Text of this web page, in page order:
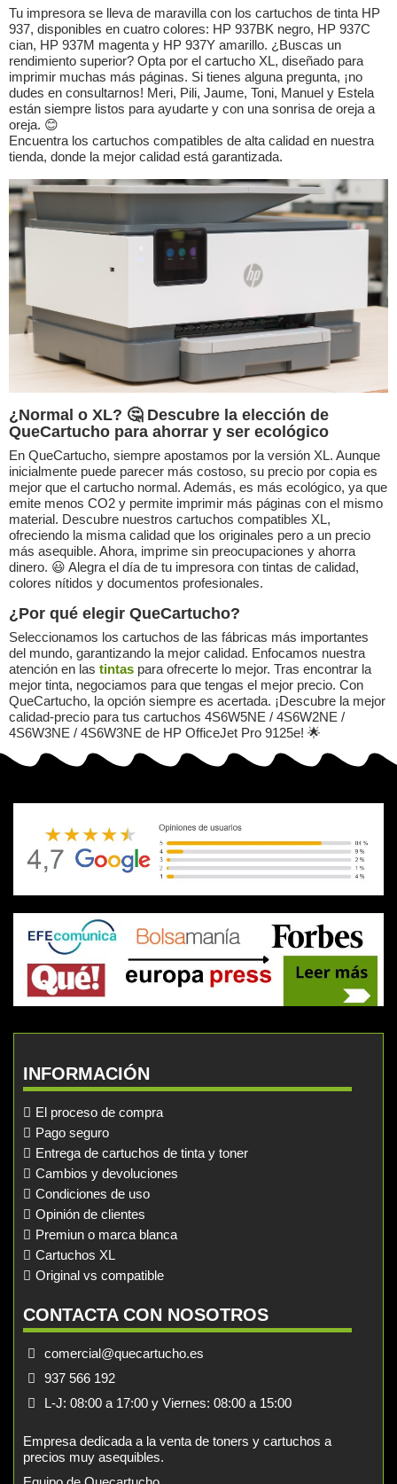
Tu impresora se lleva de maravilla con los cartuchos de tinta HP
937, disponibles en cuatro colores: HP 937BK negro, HP 937C
cian, HP 937M magenta y HP 937Y amarillo. ¿Buscas un
rendimiento superior? Opta por el cartucho XL, diseñado para
imprimir muchas más páginas. Si tienes alguna pregunta, ¡no
dudes en consultarnos! Meri, Pili, Jaume, Toni, Manuel y Estela
están siempre listos para ayudarte y con una sonrisa de oreja a
oreja. 😊
Encuentra los cartuchos compatibles de alta calidad en nuestra
tienda, donde la mejor calidad está garantizada.
¿Normal o XL? 🤔 Descubre la elección de
QueCartucho para ahorrar y ser ecológico
En QueCartucho, siempre apostamos por la versión XL. Aunque
inicialmente puede parecer más costoso, su precio por copia es
mejor que el cartucho normal. Además, es más ecológico, ya que
emite menos CO2 y permite imprimir más páginas con el mismo
material. Descubre nuestros cartuchos compatibles XL,
ofreciendo la misma calidad que los originales pero a un precio
más asequible. Ahora, imprime sin preocupaciones y ahorra
dinero. 😃 Alegra el día de tu impresora con tintas de calidad,
colores nítidos y documentos profesionales.
¿Por qué elegir QueCartucho?
Seleccionamos los cartuchos de las fábricas más importantes
del mundo, garantizando la mejor calidad. Enfocamos nuestra
atención en las tintas para ofrecerte lo mejor. Tras encontrar la
mejor tinta, negociamos para que tengas el mejor precio. Con
QueCartucho, la opción siempre es acertada. ¡Descubre la mejor
calidad-precio para tus cartuchos 4S6W5NE / 4S6W2NE /
4S6W3NE / 4S6W3NE de HP OfficeJet Pro 9125e! 🌟
INFORMACIÓN
El proceso de compra
Pago seguro
Entrega de cartuchos de tinta y toner
Cambios y devoluciones
Condiciones de uso
Opinión de clientes
Premiun o marca blanca
Cartuchos XL
Original vs compatible
CONTACTA CON NOSOTROS
comercial@quecartucho.es
937 566 192
L-J: 08:00 a 17:00 y Viernes: 08:00 a 15:00
Empresa dedicada a la venta de toners y cartuchos a
precios muy asequibles.